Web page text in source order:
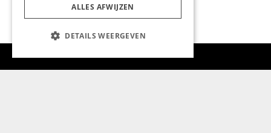
ALLES AFWIJZEN
DETAILS WEERGEVEN